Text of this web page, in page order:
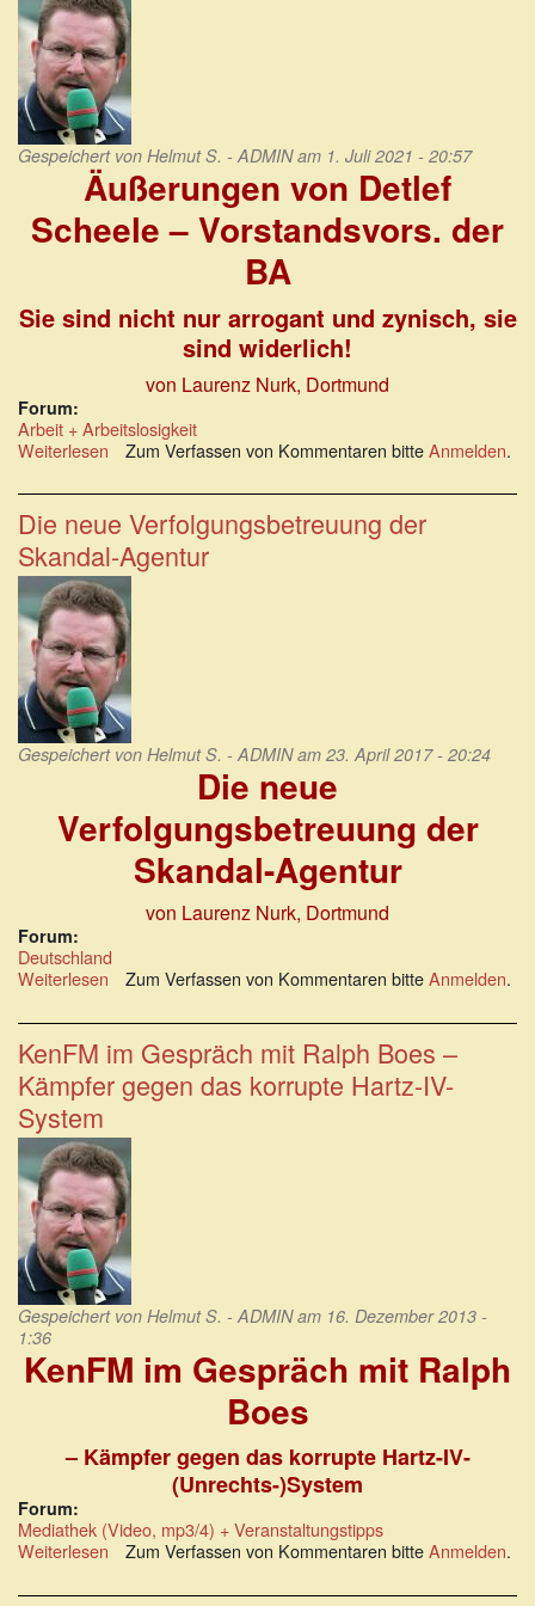
Gespeichert von Helmut S. - ADMINam 1. Juli 2021 - 20:57
Äußerungen von Detlef
Scheele – Vorstandsvors. der
BA
Sie sind nicht nur arrogant und zynisch, sie
sind widerlich!
von Laurenz Nurk, Dortmund
Forum:
Arbeit + Arbeitslosigkeit
Weiterlesen über
von
Detlef
Scheele,
Vorstandsvors.
der
Skandalagentur
Zum Verfassen von Kommentaren bitteAnmelden.
Die neue Verfolgungsbetreuung der
Skandal-Agentur
Gespeichert von Helmut S. - ADMINam 23. April 2017 - 20:24
Die neue
Verfolgungsbetreuung der
Skandal-Agentur
von Laurenz Nurk, Dortmund
Forum:
Deutschland
Weiterlesen über
neue
Verfolgungsbetreuung
der
Skandal-
Agentur
Zum Verfassen von Kommentaren bitteAnmelden.
KenFM im Gespräch mit Ralph Boes –
Kämpfer gegen das korrupte Hartz-IV-
System
Gespeichert von Helmut S. - ADMINam 16. Dezember 2013 -
1:36
KenFM im Gespräch mit Ralph
Boes
– Kämpfer gegen das korrupte Hartz-IV-
(Unrechts-)System
Forum:
Mediathek (Video, mp3/4) + Veranstaltungstipps
Weiterlesen über
im
Zum Verfassen von Kommentaren bitteAnmelden.